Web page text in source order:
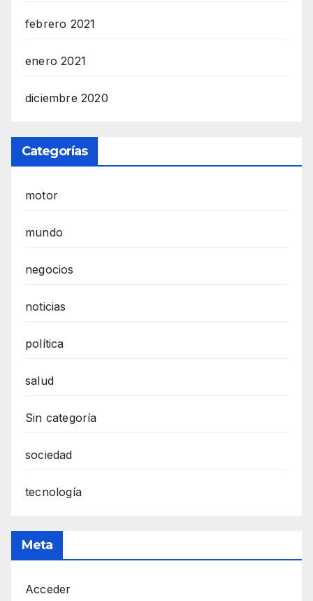
febrero 2021
enero 2021
diciembre 2020
Categorías
motor
mundo
negocios
noticias
política
salud
Sin categoría
sociedad
tecnología
Meta
Acceder